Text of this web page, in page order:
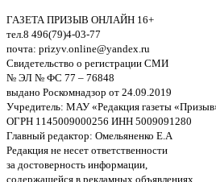
ГАЗЕТА ПРИЗЫВ ОНЛАЙН 16+
тел.8 496(79)4-03-77
почта: prizyv.online@yandex.ru
Свидетельство о регистрации СМИ
№ ЭЛ № ФС 77 – 76848
выдано Роскомнадзор от 24.09.2019
Учредитель: МАУ «Редакция газеты
ОГРН 1145009000256 ИНН 5009091280
Главный редактор: Омельяненко Е.А
Редакция не несет ответственности
за достоверность информации,
содержащейся в рекламных объявлениях